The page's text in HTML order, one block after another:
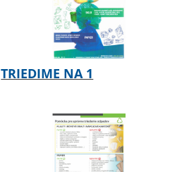
TRIEDIME NA 1